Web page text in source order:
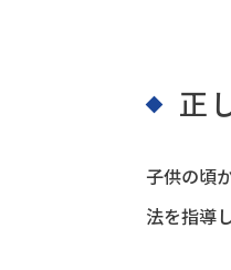
正
子供の頃
法を指導